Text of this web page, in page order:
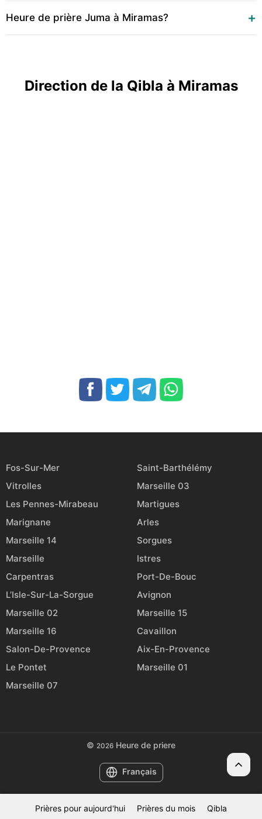
Prières pour aujourd'hui Prières du mois Qibla
Heure de prière Juma à Miramas?
Direction de la Qibla à Miramas
Fos-Sur-Mer
Saint-Barthélémy
Vitrolles
Marseille 03
Les Pennes-Mirabeau
Martigues
Marignane
Arles
Marseille 14
Sorgues
Marseille
Istres
Carpentras
Port-De-Bouc
L’Isle-Sur-La-Sorgue
Avignon
Marseille 02
Marseille 15
Marseille 16
Cavaillon
Salon-De-Provence
Aix-En-Provence
Le Pontet
Marseille 01
Marseille 07
© 2026 Heure de priere
Français